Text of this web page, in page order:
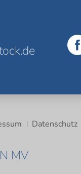
Datenschutz
MV